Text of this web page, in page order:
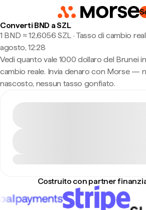
Converti BND a SZL
1 BND ≈ 12,6056 SZL · Tasso di cambio
agosto, 12:28
Vedi quanto vale 1000 dollaro del Brunei
cambio reale. Invia denaro con Morse —
nascosto, nessun tasso gonfiato.
Costruito con partner